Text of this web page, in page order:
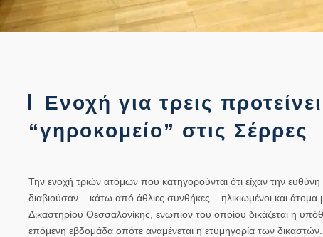
Ενοχή για τρεις
“γηροκομείο” στις Σέρρες
Την ενοχή τριών ατόμων που κατηγορούνται ότι είχαν την
διαβιούσαν – κάτω από άθλιες συνθήκες – ηλικιωμένοι και
Δικαστηρίου Θεσσαλονίκης, ενώπιον του οποίου δικάζεται η
επόμενη εβδομάδα οπότε αναμένεται η ετυμηγορία των δικαστών.